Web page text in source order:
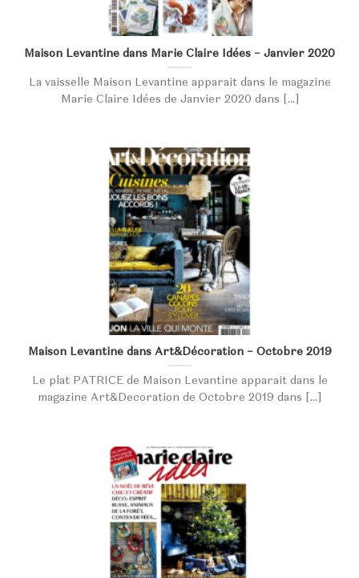
Maison Levantine dans Marie Claire Idées – Janvier 2020
La vaisselle Maison Levantine apparait dans le magazine
Marie Claire Idées de Janvier 2020 dans [...]
Maison Levantine dans Art&Décoration – Octobre 2019
Le plat PATRICE de Maison Levantine apparait dans le
magazine Art&Decoration de Octobre 2019 dans [...]